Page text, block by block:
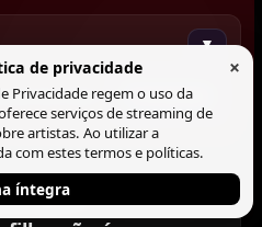
▼
Comentar
agora
de privacidade ×
Privacidade regem o uso da
serviços de streaming de
artistas. Ao utilizar a
com estes termos e políticas.
íntegra